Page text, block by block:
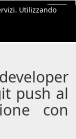
Utilizzando
push al
con